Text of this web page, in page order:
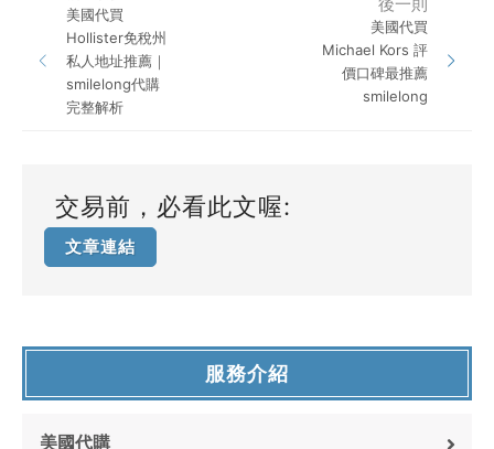
美國代買
Hollister免稅州
私人地址推薦｜
smilelong代購
完整解析
美國代買
Michael Kors 評
價口碑最推薦
smilelong
交易前，必看此文喔:
文章連結
服務介紹
美國代購